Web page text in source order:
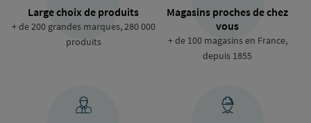
Large choix de produits
+ de 200 grandes marques, 280 000
produits
Magasins proches de chez
vous
+ de 100 magasins en France,
depuis 1855